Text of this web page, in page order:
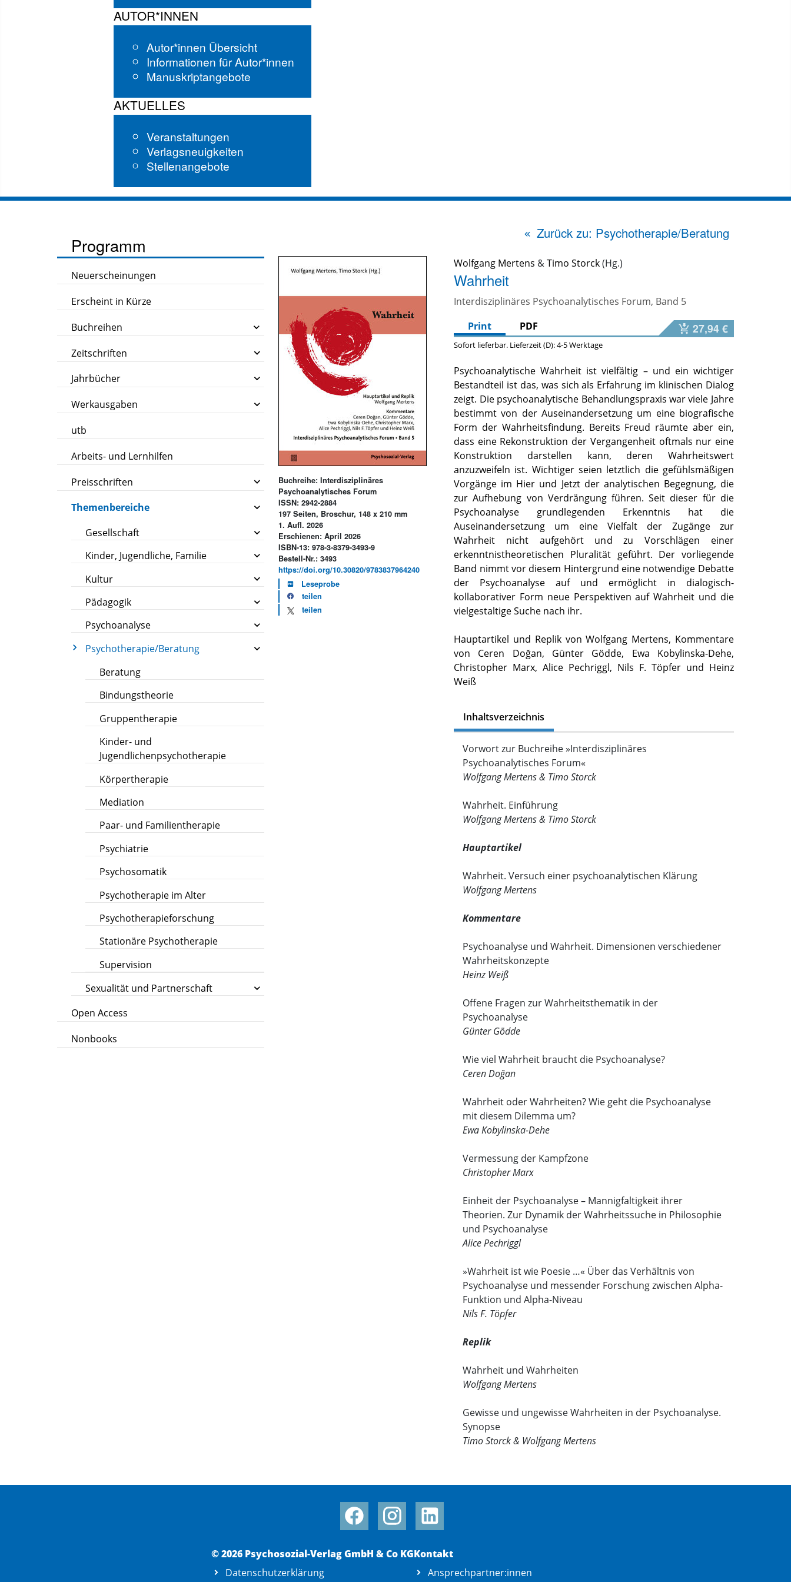
AUTOR*INNEN
Autor*innen Übersicht
Informationen für Autor*innen
Manuskriptangebote
AKTUELLES
Veranstaltungen
Verlagsneuigkeiten
Stellenangebote
Programm
Neuerscheinungen
Erscheint in Kürze
Buchreihen
Zeitschriften
Jahrbücher
Werkausgaben
utb
Arbeits- und Lernhilfen
Preisschriften
Themenbereiche
Gesellschaft
Kinder, Jugendliche, Familie
Kultur
Pädagogik
Psychoanalyse
Psychotherapie/Beratung
Beratung
Bindungstheorie
Gruppentherapie
Kinder- und
Jugendlichenpsychotherapie
Körpertherapie
Mediation
Paar- und Familientherapie
Psychiatrie
Psychosomatik
Psychotherapie im Alter
Psychotherapieforschung
Stationäre Psychotherapie
Supervision
Sexualität und Partnerschaft
Open Access
Nonbooks
Zurück zu: Psychotherapie/Beratung
Buchreihe: Interdisziplinäres
Psychoanalytisches Forum
ISSN: 2942-2884
197 Seiten, Broschur, 148 x 210 mm
1. Aufl. 2026
Erschienen: April 2026
ISBN-13: 978-3-8379-3493-9
Bestell-Nr.: 3493
https://doi.org/10.30820/9783837964240
Leseprobe
teilen
teilen
Wolfgang Mertens &Timo Storck
Wahrheit
Interdisziplinäres Psychoanalytisches Forum, Band 5
Print
PDF 27,94 €
Sofort lieferbar. Lieferzeit (D): 4-5 Werktage
Psychoanalytische Wahrheit ist vielfältig – und ein wichtiger
Bestandteil ist das, was sich als Erfahrung im klinischen Dialog
zeigt. Die psychoanalytische Behandlungspraxis war viele Jahre
bestimmt von der Auseinandersetzung um eine biografische
Form der Wahrheitsfindung. Bereits Freud räumte aber ein,
dass eine Rekonstruktion der Vergangenheit oftmals nur eine
Konstruktion darstellen kann, deren Wahrheitswert
anzuzweifeln ist. Wichtiger seien letztlich die gefühlsmäßigen
Vorgänge im Hier und Jetzt der analytischen Begegnung, die
zur Aufhebung von Verdrängung führen. Seit dieser für die
Psychoanalyse grundlegenden Erkenntnis hat die
Auseinandersetzung um eine Vielfalt der Zugänge zur
Wahrheit nicht aufgehört und zu Vorschlägen einer
erkenntnistheoretischen Pluralität geführt. Der vorliegende
Band nimmt vor diesem Hintergrund eine notwendige Debatte
der Psychoanalyse auf und ermöglicht in dialogisch-
kollaborativer Form neue Perspektiven auf Wahrheit und die
vielgestaltige Suche nach ihr.
Hauptartikel und Replik von Wolfgang Mertens, Kommentare
von Ceren Doğan, Günter Gödde, Ewa Kobylinska-Dehe,
Christopher Marx, Alice Pechriggl, Nils F. Töpfer und Heinz
Weiß
Inhaltsverzeichnis
Vorwort zur Buchreihe »Interdisziplinäres
Psychoanalytisches Forum«
Wolfgang Mertens & Timo Storck
Wahrheit. Einführung
Wolfgang Mertens & Timo Storck
Hauptartikel
Wahrheit. Versuch einer psychoanalytischen Klärung
Wolfgang Mertens
Kommentare
Psychoanalyse und Wahrheit. Dimensionen verschiedener
Wahrheitskonzepte
Heinz Weiß
Offene Fragen zur Wahrheitsthematik in der
Psychoanalyse
Günter Gödde
Wie viel Wahrheit braucht die Psychoanalyse?
Ceren Doğan
Wahrheit oder Wahrheiten? Wie geht die Psychoanalyse
mit diesem Dilemma um?
Ewa Kobylinska-Dehe
Vermessung der Kampfzone
Christopher Marx
Einheit der Psychoanalyse – Mannigfaltigkeit ihrer
Theorien. Zur Dynamik der Wahrheitssuche in Philosophie
und Psychoanalyse
Alice Pechriggl
»Wahrheit ist wie Poesie …« Über das Verhältnis von
Psychoanalyse und messender Forschung zwischen Alpha-
Funktion und Alpha-Niveau
Nils F. Töpfer
Replik
Wahrheit und Wahrheiten
Wolfgang Mertens
Gewisse und ungewisse Wahrheiten in der Psychoanalyse.
Synopse
Timo Storck & Wolfgang Mertens
© 2026 Psychosozial-Verlag GmbH & Co KG
Datenschutzerklärung
Kontakt
Ansprechpartner:innen